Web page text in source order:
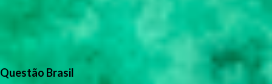
Questão Brasil